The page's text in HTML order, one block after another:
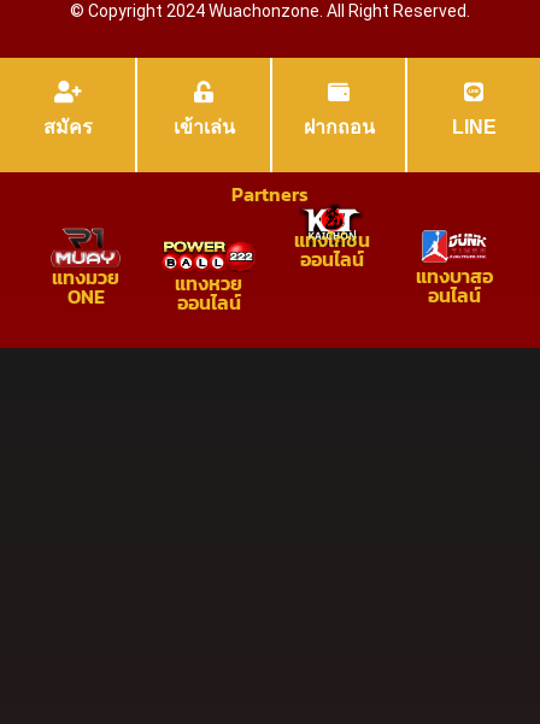
© Copyright 2024 Wuachonzone. All Right Reserved.
สมัคร เข้าเล่น ฝากถอน LINE
Partners
แทงมวย
ONE แทงหวย
ออนไลน์
แทงไก่ชน
ออนไลน์
แทงบาสอ
อนไลน์